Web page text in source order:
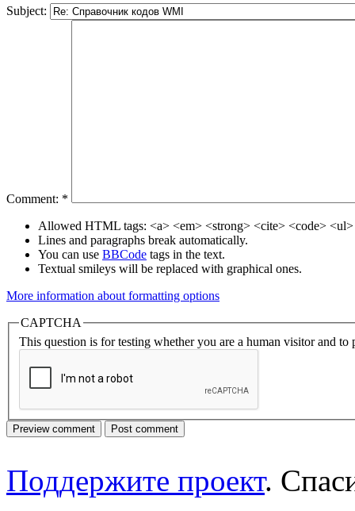
Subject:
Comment: *
Allowed HTML tags: <a> <em> <strong> <cite> <code>
Lines and paragraphs break automatically.
You can use BBCode tags in the text.
Textual smileys will be replaced with graphical ones.
More information about formatting options
CAPTCHA
This question is for testing whether you are a human visitor and to
Поддержите проект.